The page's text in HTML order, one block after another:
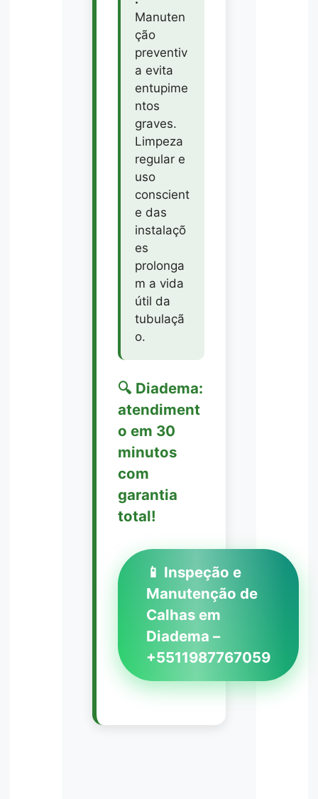
Manuten
ção
preventiv
a evita
entupime
ntos
graves.
Limpeza
regular e
uso
conscient
e das
instalaçõ
es
prolonga
m a vida
útil da
tubulaçã
o.
🔍 Diadema:
atendiment
o em 30
minutos
com
garantia
total!
📱 Inspeção e
Manutenção de
Calhas em
Diadema –
+5511987767059